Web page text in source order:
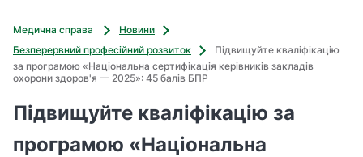
Медична справа
Новини
Безперервний професійний розвиток
Підвищуйте кваліфікацію
за програмою «Національна сертифікація керівників закладів
охорони здоров'я — 2025»: 45 балів БПР
Підвищуйте кваліфікацію за
програмою «Національна
о
д
и
н